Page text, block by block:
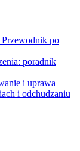
Przewodnik po
poradnik
i uprawa
i odchudzaniu